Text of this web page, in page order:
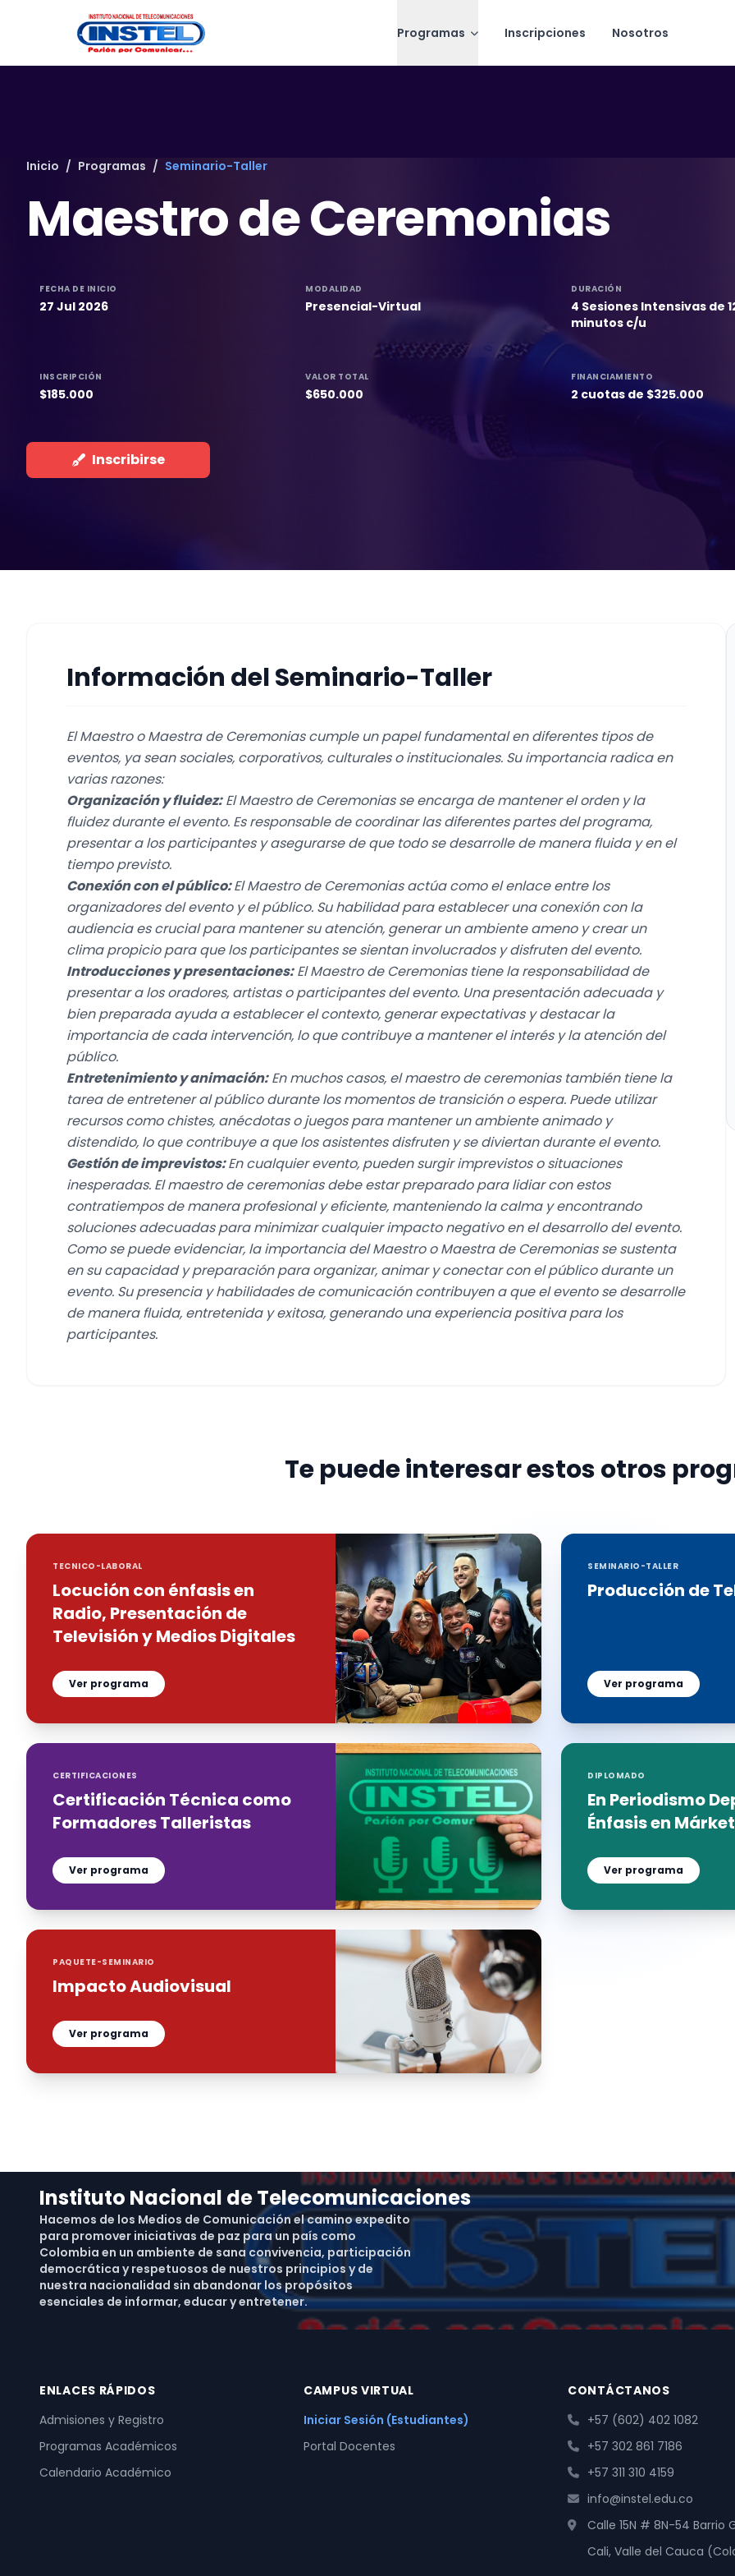
Programas Inscripciones Nosotros
Inicio / Programas / Seminario-Taller
Maestro de Ceremonias
FECHA DE INICIO
27 Jul 2026
MODALIDAD
Presencial-Virtual
DURACIÓN
4 Sesiones Intensivas de
minutos c/u
INSCRIPCIÓN
$185.000
VALOR TOTAL
$650.000
FINANCIAMIENTO
2 cuotas de $325.000
Inscribirse
Información del Seminario-Taller
El Maestro o Maestra de Ceremonias cumple un papel fundamental en diferentes tipos de
eventos, ya sean sociales, corporativos, culturales o institucionales. Su importancia radica en
varias razones:
Organización y fluidez:El Maestro de Ceremonias se encarga de mantener el orden y la
fluidez durante el evento. Es responsable de coordinar las diferentes partes del programa,
presentar a los participantes y asegurarse de que todo se desarrolle de manera fluida y en el
tiempo previsto.
Conexión con el público:El Maestro de Ceremonias actúa como el enlace entre los
organizadores del evento y el público. Su habilidad para establecer una conexión con la
audiencia es crucial para mantener su atención, generar un ambiente ameno y crear un
clima propicio para que los participantes se sientan involucrados y disfruten del evento.
Introducciones y presentaciones:El Maestro de Ceremonias tiene la responsabilidad de
presentar a los oradores, artistas o participantes del evento. Una presentación adecuada y
bien preparada ayuda a establecer el contexto, generar expectativas y destacar la
importancia de cada intervención, lo que contribuye a mantener el interés y la atención del
público.
Entretenimiento y animación:En muchos casos, el maestro de ceremonias también tiene la
tarea de entretener al público durante los momentos de transición o espera. Puede utilizar
recursos como chistes, anécdotas o juegos para mantener un ambiente animado y
distendido, lo que contribuye a que los asistentes disfruten y se diviertan durante el evento.
Gestión de imprevistos:En cualquier evento, pueden surgir imprevistos o situaciones
inesperadas. El maestro de ceremonias debe estar preparado para lidiar con estos
contratiempos de manera profesional y eficiente, manteniendo la calma y encontrando
soluciones adecuadas para minimizar cualquier impacto negativo en el desarrollo del evento.
Como se puede evidenciar, la importancia del Maestro o Maestra de Ceremonias se sustenta
en su capacidad y preparación para organizar, animar y conectar con el público durante un
evento. Su presencia y habilidades de comunicación contribuyen a que el evento se desarrolle
de manera fluida, entretenida y exitosa, generando una experiencia positiva para los
participantes.
Te puede interesar estos otros
TECNICO-LABORAL
Locución con énfasis en
Radio, Presentación de
Televisión y Medios Digitales
Ver programa
SEMINARIO-TALLER
Producción de
Ver programa
CERTIFICACIONES
Certificación Técnica como
Formadores Talleristas
Ver programa
DIPLOMADO
En Periodismo
Énfasis en
Ver programa
PAQUETE-SEMINARIO
Impacto Audiovisual
Ver programa
Instituto Nacional de Telecomunicaciones
Hacemos de los Medios de Comunicación el camino expedito
para promover iniciativas de paz para un país como
Colombia en un ambiente de sana convivencia, participación
democrática y respetuosos de nuestros principios y de
nuestra nacionalidad sin abandonar los propósitos
esenciales de informar, educar y entretener.
ENLACES RÁPIDOS
Admisiones y Registro
Programas Académicos
Calendario Académico
CAMPUS VIRTUAL
Iniciar Sesión (Estudiantes)
Portal Docentes
CONTÁCTANOS
+57 (602) 402 1082
+57 302 861 7186
+57 311 310 4159
info@instel.edu.co
Calle 15N # 8N-54 Barrio
Cali, Valle del Cauca